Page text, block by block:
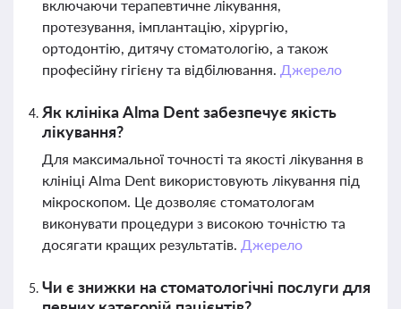
включаючи терапевтичне лікування,
протезування, імплантацію, хірургію,
ортодонтію, дитячу стоматологію, а також
професійну гігієну та відбілювання. Джерело
Як клініка Alma Dent забезпечує якість
лікування?
Для максимальної точності та якості лікування в
клініці Alma Dent використовують лікування під
мікроскопом. Це дозволяє стоматологам
виконувати процедури з високою точністю та
досягати кращих результатів. Джерело
Чи є знижки на стоматологічні послуги для